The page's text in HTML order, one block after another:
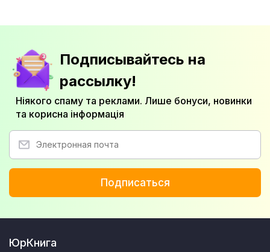
Подписывайтесь на
рассылку!
Ніякого спаму та реклами. Лише бонуси, новинки
та корисна інформація
Подписаться
ЮрКнига